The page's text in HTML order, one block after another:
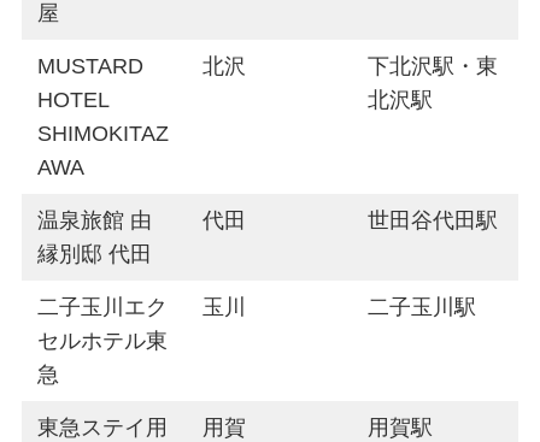
屋
MUSTARD
HOTEL
SHIMOKITAZ
AWA
北沢
下北沢駅・東
北沢駅
温泉旅館 由
縁別邸 代田
代田 世田谷代田駅
二子玉川エク
セルホテル東
急
玉川 二子玉川駅
東急ステイ用
用賀 用賀駅